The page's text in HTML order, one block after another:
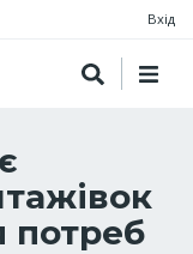
Вхід
потреб